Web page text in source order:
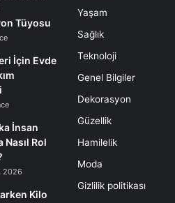
Tüyosu
İçin Evde
İnsan
Nasıl Rol
2026
Kilo
Yaşam
Sağlık
Teknoloji
Genel Bilgiler
Dekorasyon
Güzellik
Hamilelik
Moda
Gizlilik politikası